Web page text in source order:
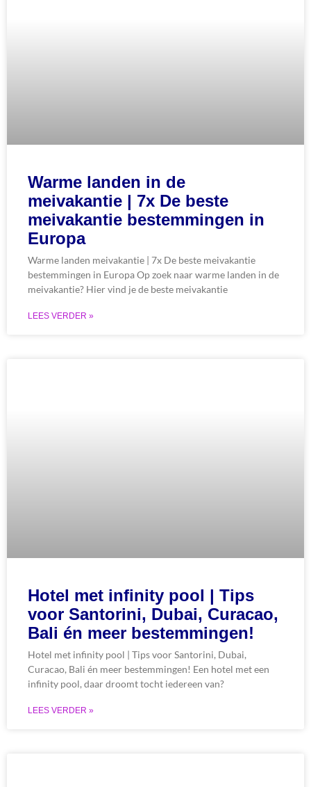
Warme landen in de
meivakantie | 7x De beste
meivakantie bestemmingen in
Europa
Warme landen meivakantie | 7x De beste meivakantie
bestemmingen in Europa Op zoek naar warme landen in de
meivakantie? Hier vind je de beste meivakantie
LEES VERDER »
Hotel met infinity pool | Tips
voor Santorini, Dubai, Curacao,
Bali én meer bestemmingen!
Hotel met infinity pool | Tips voor Santorini, Dubai,
Curacao, Bali én meer bestemmingen! Een hotel met een
infinity pool, daar droomt tocht iedereen van?
LEES VERDER »